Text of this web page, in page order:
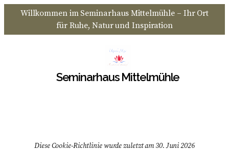
Willkommen im Seminarhaus Mittelmühle – Ihr Ort
für Ruhe, Natur und Inspiration
Seminarhaus Mittelmühle
Diese Cookie-Richtlinie wurde zuletzt am 30. Juni 2026